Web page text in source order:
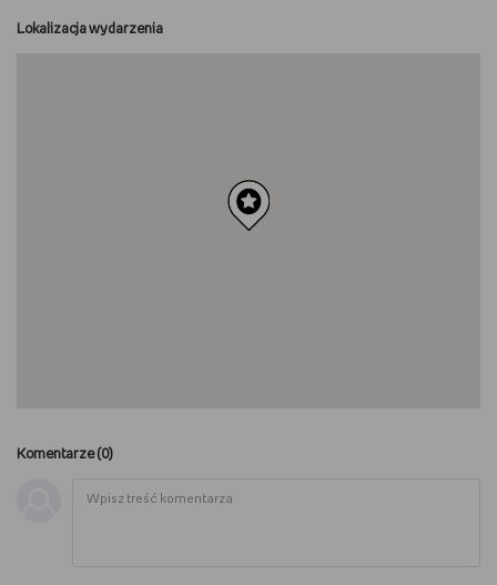
Lokalizacja wydarzenia
Komentarze (0)